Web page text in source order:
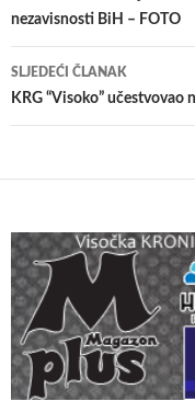
nezavisnosti BiH – FOTO
SLJEDEĆI ČLANAK
KRG “Visoko” učestvovao